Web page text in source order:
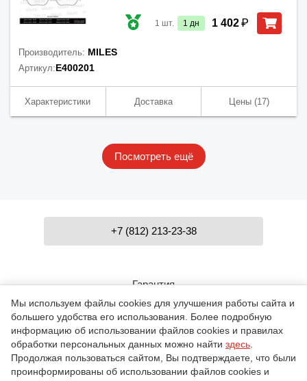
1 шт. 1 дн 1 402₽
Производитель: MILES
Артикул:E400201
Характеристики Доставка Цены (17)
Посмотреть ещё
+7 (812) 213-23-38
Гарантия
Контакты
О компании
Мы используем файлы cookies для улучшения работы сайта и
большего удобства его использования. Более подробную
информацию об использовании файлов cookies и правилах
обработки персональных данных можно найти здесь
Продолжая пользоваться сайтом, Вы подтверждаете, что были
проинформированы об использовании файлов cookies и